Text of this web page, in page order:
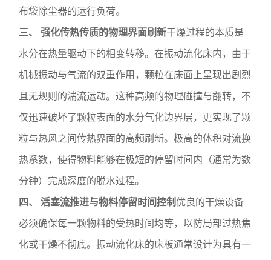
布袋除尘器的运行负荷。
三、 强化传热传质的物理界面刷新干燥过程的本质是
水分在热量驱动下的相变转移。在振动流化床内，由于
机械振动与气流的双重作用，颗粒在床面上呈现出剧烈
且无规则的湍流运动。这种高频的物理碰撞与翻转，不
仅迅速破坏了颗粒表面的水分气化边界层，更实现了颗
粒与热风之间传热界面的高频刷新。极高的体积对流换
热系数，使得物料能够在极短的停留时间内（通常为数
分钟）完成深度的脱水过程。
四、 活塞流推进与物料停留时间控制优良的干燥设备
必须确保每一颗物料的受热时间均等，以防局部过热焦
化或干燥不彻底。振动流化床的床板通常设计为具有一